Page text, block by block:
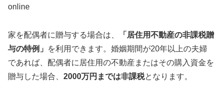
online
家を配偶者に贈与する場合は、
「居住用不動産の非課税贈
与の特例」
を利用できます。婚姻期間が20年以上の夫婦
であれば、配偶者に居住用の不動産またはその購入資金を
贈与した場合、 2000万円までは非課税となります。